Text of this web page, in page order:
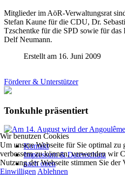
Mitglieder im AöR-Verwaltungsrat
Stefan Kaune für die CDU, Dr.
Tzschentke für die SPD sowie für das
Delf Neumann.
Erstellt am 16. Juni 2009
Förderer & Unterstützer
Tonkuhle präsentiert
Kontakt
Impressum & Datenschutz
nach oben
Wir benutzen Cookies
Um unsere Webseite für Sie optimal zu
verbessern zu können, verwenden wir
Nutzung der Webseite stimmen Sie
Einwilligen Ablehnen